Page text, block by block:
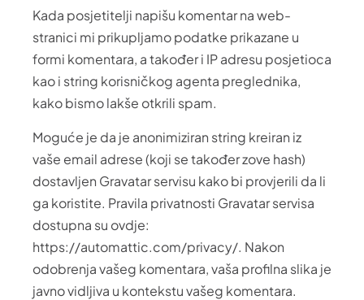
Kada posjetitelji napišu komentar na web-
stranici mi prikupljamo podatke prikazane u
formi komentara, a također i IP adresu posjetioca
kao i string korisničkog agenta preglednika,
kako bismo lakše otkrili spam.
Moguće je da je anonimiziran string kreiran iz
vaše email adrese (koji se također zove hash)
dostavljen Gravatar servisu kako bi provjerili da li
ga koristite. Pravila privatnosti Gravatar servisa
dostupna su ovdje:
https://automattic.com/privacy/. Nakon
odobrenja vašeg komentara, vaša profilna slika je
javno vidljiva u kontekstu vašeg komentara.